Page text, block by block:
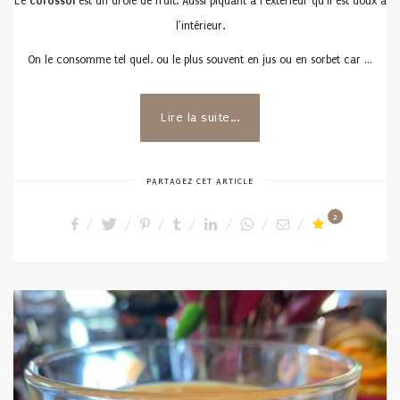
l’intérieur.
On le consomme tel quel, ou le plus souvent en jus ou en sorbet car …
Lire la suite...
PARTAGEZ CET ARTICLE
2